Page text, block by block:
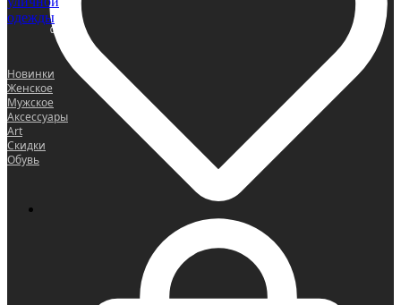
0
Новинки
Женское
Мужское
Аксессуары
Art
Скидки
Обувь